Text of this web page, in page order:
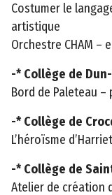
Costumer le
artistique
Orchestre CHAM –
-* Collège de
Bord de Paleteau
-* Collège de
L’héroïsme
-* Collège de
Atelier de création